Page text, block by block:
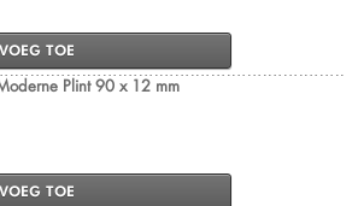
VOEG TOE
Plint 90 x 12 mm
VOEG TOE